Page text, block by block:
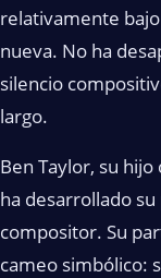
relativamente
nueva. No ha
silencio
largo.
Ben Taylor, su
ha desarrollado
compositor. Su
cameo simbólico: